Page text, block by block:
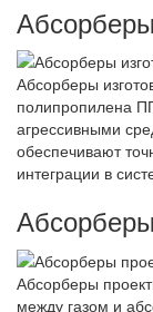
Абсорберы
полипропилена
агрессивными
обеспечивают
интеграции в
Абсорберы
между газом и